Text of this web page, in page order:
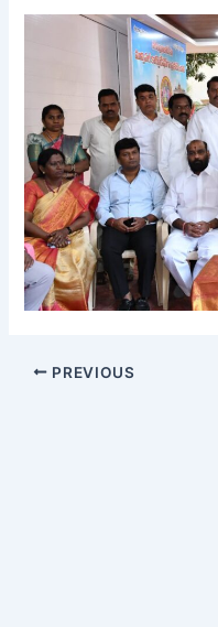
PREVIOUS